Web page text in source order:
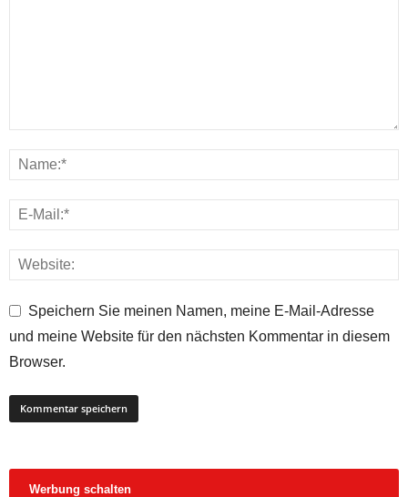
Speichern Sie meinen Namen, meine E-Mail-Adresse
und meine Website für den nächsten Kommentar in diesem
Browser.
Werbung schalten